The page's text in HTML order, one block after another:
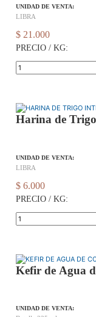
UNIDAD DE VENTA:
LIBRA
$ 21.000
PRECIO / KG:
Harina de
UNIDAD DE VENTA:
LIBRA
$ 6.000
PRECIO / KG:
Kefir de Agua
UNIDAD DE VENTA: